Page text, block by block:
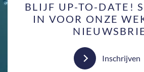
BLIJF UP-TO-DATE!
IN VOOR ONZE
Inschrijven